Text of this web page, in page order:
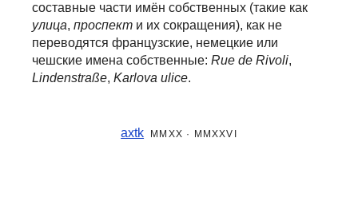
составные части имён собственных (такие как
улица, проспект и их сокращения), как не
переводятся французские, немецкие или
чешские имена собственные: Rue de Rivoli,
Lindenstraße, Karlova ulice.
axtk MMXX · MMXXVI